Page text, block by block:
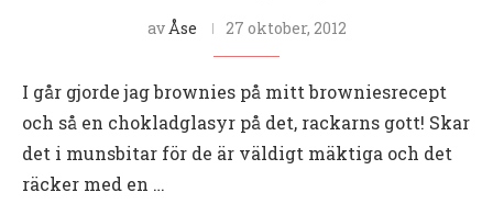
av Åse 27 oktober, 2012
I går gjorde jag brownies på mitt browniesrecept
och så en chokladglasyr på det, rackarns gott! Skar
det i munsbitar för de är väldigt mäktiga och det
räcker med en …